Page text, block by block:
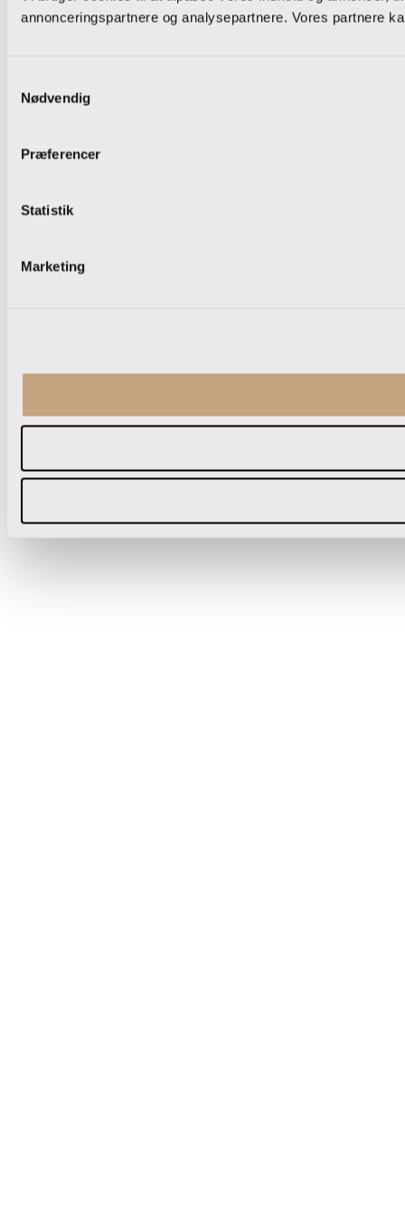
annonceringspartnere og analysepartnere. Vores partnere
Nødvendig
Præferencer
Statistik
Marketing